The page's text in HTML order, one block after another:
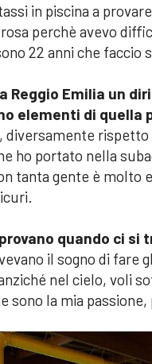
in piscina a
perchè avevo
22 anni che faccio
Reggio Emilia un
elementi di quella
diversamente
ho portato nella
tanta gente è molto
quando ci si
il sogno di fare
nel cielo, voli
sono la mia